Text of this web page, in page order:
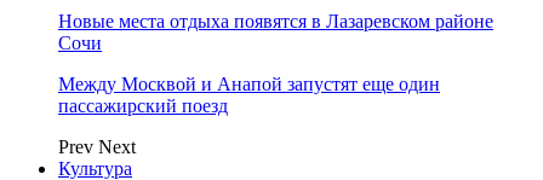
Новые места отдыха появятся в Лазаревском районе
Сочи
Между Москвой и Анапой запустят еще один
пассажирский поезд
Prev Next
Культура